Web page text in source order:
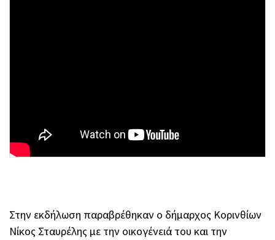
Στην εκδήλωση παραβρέθηκαν ο δήμαρχος Κορινθίων
Νίκος Σταυρέλης με την οικογένειά του και την